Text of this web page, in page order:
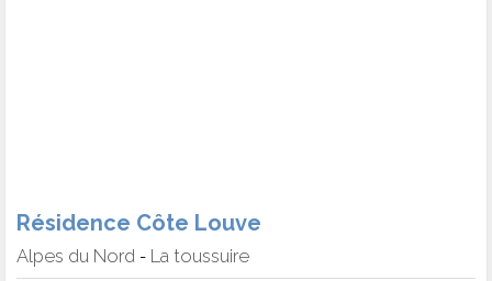
Résidence Côte Louve
Alpes du Nord - La toussuire